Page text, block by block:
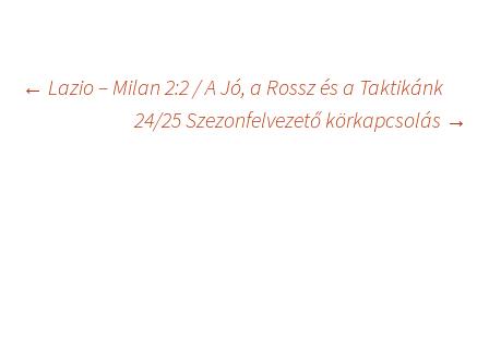
Bejegyzés
← Lazio – Milan 2:2 / A Jó, a Rossz és a Taktikánk
24/25 Szezonfelvezető körkapcsolás →